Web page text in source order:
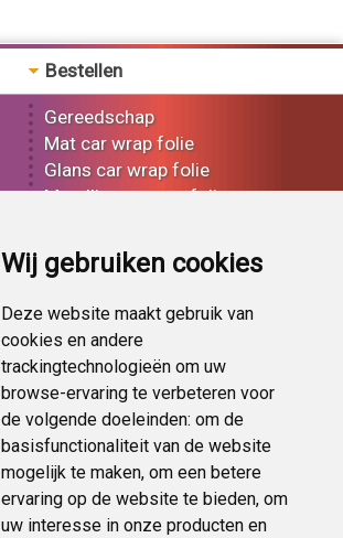
Wij gebruiken cookies
Deze website maakt gebruik van
cookies en andere
trackingtechnologieën om uw
browse-ervaring te verbeteren voor
de volgende doeleinden: om de
basisfunctionaliteit van de website
mogelijk te maken, om een betere
ervaring op de website te bieden, om
uw interesse in onze producten en
Bestellen
Gereedschap
Mat car wrap folie
Glans car wrap folie
Metallic car wrap folie
Effect car wrap folie
Bedrukt car wrap folie
Carbon car wrap folie
Tint folie
Functionele folie
Car wrap folie korting
Op bestelling
Pagina delen